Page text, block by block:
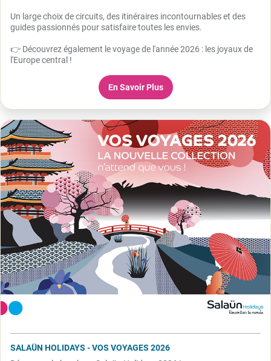
Un large choix de circuits, des itinéraires incontournables et des
guides passionnés pour satisfaire toutes les envies.
👉 Découvrez également le voyage de l'année 2026 : les joyaux de
l'Europe central !
En Savoir Plus
SALAÜN HOLIDAYS - VOS VOYAGES 2026